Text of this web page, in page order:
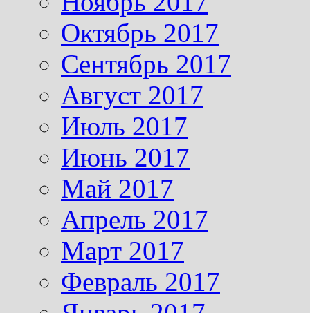
Октябрь 2017
Сентябрь 2017
Август 2017
Июль 2017
Июнь 2017
Май 2017
Апрель 2017
Март 2017
Февраль 2017